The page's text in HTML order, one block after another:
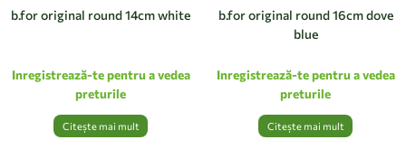
b.for original round 14cm white
Inregistrează-te pentru a vedea
preturile
Citește mai mult
b.for original round 16cm dove
blue
Inregistrează-te pentru a vedea
preturile
Citește mai mult